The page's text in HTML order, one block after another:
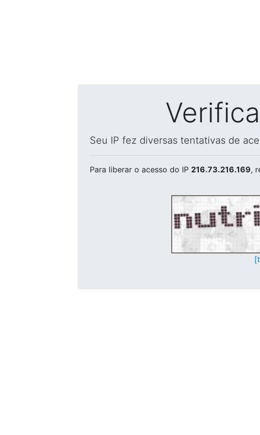
Seu IP fez diversas tentativas de
Para liberar o acesso do IP 216.73.216.169,